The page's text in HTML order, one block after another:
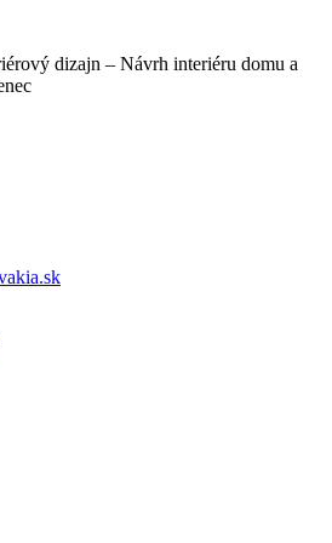
dizajn – Návrh interiéru domu a